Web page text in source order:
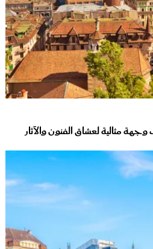
مثالية لعشاق الفنون والآثار